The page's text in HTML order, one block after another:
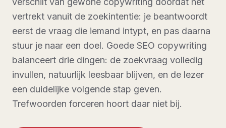
vertrekt vanuit de zoekintentie: je beantwoordt
eerst de vraag die iemand intypt, en pas daarna
stuur je naar een doel. Goede SEO copywriting
balanceert drie dingen: de zoekvraag volledig
invullen, natuurlijk leesbaar blijven, en de lezer
een duidelijke volgende stap geven.
Trefwoorden forceren hoort daar niet bij.